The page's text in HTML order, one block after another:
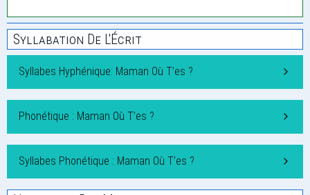
Syllabation De L'Écrit
Syllabes Hyphénique: Maman Où T’es ?
Phonétique : Maman Où T’es ?
Syllabes Phonétique : Maman Où T’es ?